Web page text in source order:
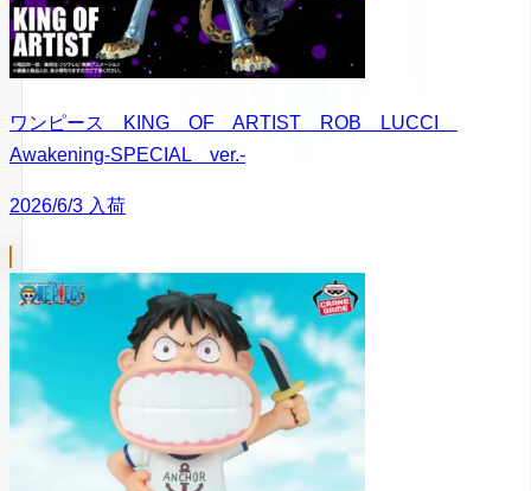
ワンピース KING OF ARTIST ROB LUCCI
Awakening-SPECIAL ver.-
2026/6/3 入荷